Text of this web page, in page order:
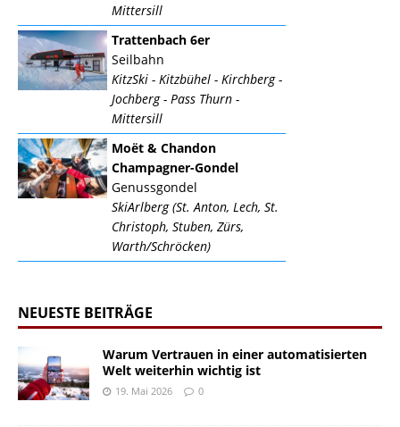
Mittersill
Trattenbach 6er
Seilbahn
KitzSki - Kitzbühel - Kirchberg -
Jochberg - Pass Thurn -
Mittersill
Moët & Chandon
Champagner-Gondel
Genussgondel
SkiArlberg (St. Anton, Lech, St.
Christoph, Stuben, Zürs,
Warth/Schröcken)
NEUESTE BEITRÄGE
Warum Vertrauen in einer automatisierten
Welt weiterhin wichtig ist
19. Mai 2026 0